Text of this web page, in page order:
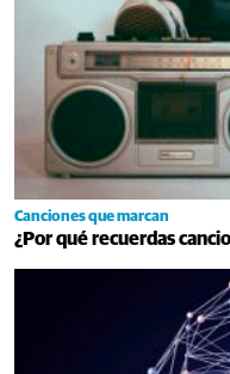
Canciones que marcan
¿Por qué recuerdas